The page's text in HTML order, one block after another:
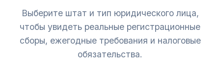
Выберите штат и тип юридического лица,
чтобы увидеть реальные регистрационные
сборы, ежегодные требования и налоговые
обязательства.